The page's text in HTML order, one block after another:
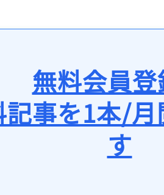
無料会員
記事を1本/
す